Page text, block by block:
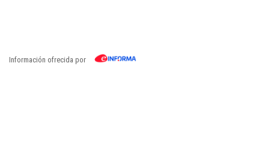
Información ofrecida por